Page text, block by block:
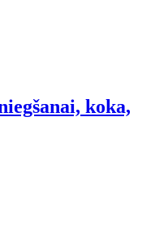
koka,